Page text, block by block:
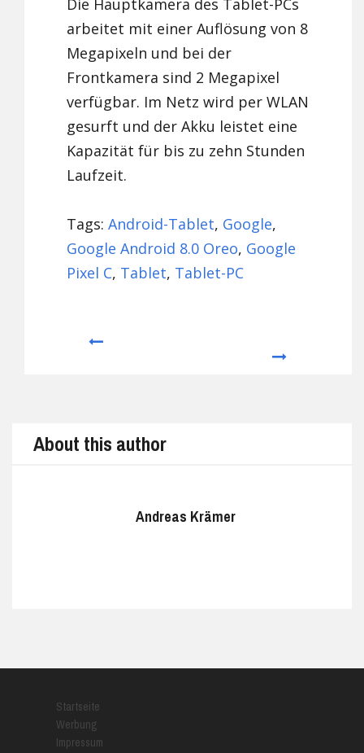
Die Hauptkamera des Tablet-PCs
arbeitet mit einer Auflösung von 8
Megapixeln und bei der
Frontkamera sind 2 Megapixel
verfügbar. Im Netz wird per WLAN
gesurft und der Akku leistet eine
Kapazität für bis zu zehn Stunden
Laufzeit.
Tags:Android-Tablet, Google,
Google Android 8.0 Oreo, Google
Pixel C, Tablet, Tablet-PC
About this author
Andreas Krämer
Startseite
Werbung
Impressum